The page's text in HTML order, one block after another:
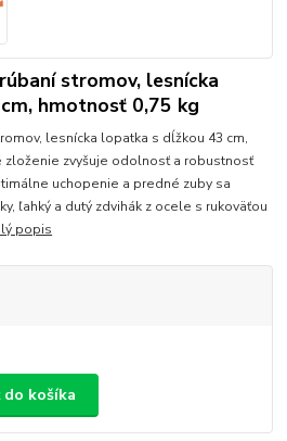
stromov, lesnícka
hmotnosť 0,75 kg
lesnícka lopatka s dĺžkou 43 cm,
zloženie zvyšuje odolnosť a robustnosť
uchopenie a predné zuby sa
ľahký a dutý zdvihák z ocele s rukoväťou
popis
do košíka